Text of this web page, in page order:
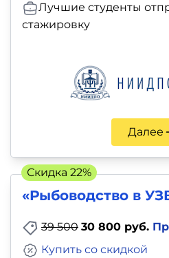
Лучшие студенты
стажировку
Далее
«Рыбоводство в
39 500 30 800 руб.
Купить со скидкой
Скидка 22%